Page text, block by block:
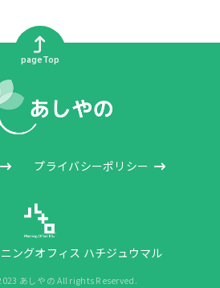
プライバシーポリシー
ングオフィス ハチジュウマル
あしやの All rights Reserved.
pageTop